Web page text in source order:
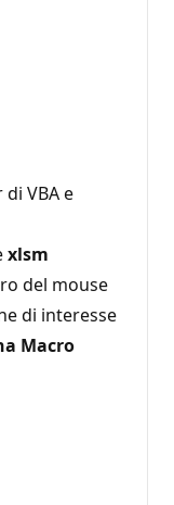
VBA e
xlsm
del mouse
di interesse
Macro